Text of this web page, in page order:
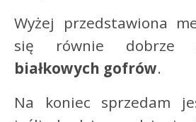
Wyżej przedstawiona
się równie dobrze
białkowych gofrów.
Na koniec sprzedam